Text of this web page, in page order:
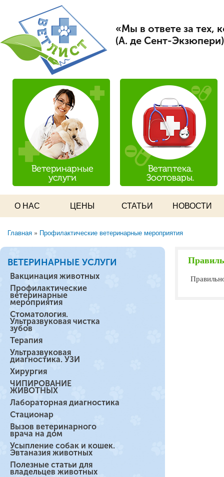
«Мы в ответе за тех,
(А. де Сент-Экзюпери)
О НАС ЦЕНЫ СТАТЬИ НОВОСТИ
Вы здесь
Главная » Профилактические ветеринарные мероприятия
ВЕТЕРИНАРНЫЕ УСЛУГИ
Вакцинация животных
Профилактические
ветеринарные
мероприятия
Стоматология.
Ультразвуковая чистка
зубов
Терапия
Ультразвуковая
диагностика. УЗИ
Хирургия
ЧИПИРОВАНИЕ
ЖИВОТНЫХ
Лабораторная диагностика
Стационар
Вызов ветеринарного
врача на дом
Усыпление собак и кошек.
Эвтаназия животных
Полезные статьи для
владельцев животных